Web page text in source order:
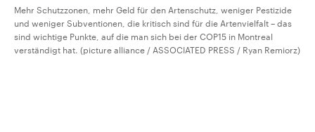
Mehr Schutzzonen, mehr Geld für den Artenschutz, weniger Pestizide
und weniger Subventionen, die kritisch sind für die Artenvielfalt – das
sind wichtige Punkte, auf die man sich bei der COP15 in Montreal
verständigt hat. (picture alliance / ASSOCIATED PRESS / Ryan Remiorz)